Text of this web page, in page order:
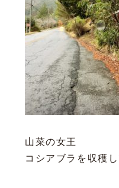
山菜の女王
コシアブラを収穫